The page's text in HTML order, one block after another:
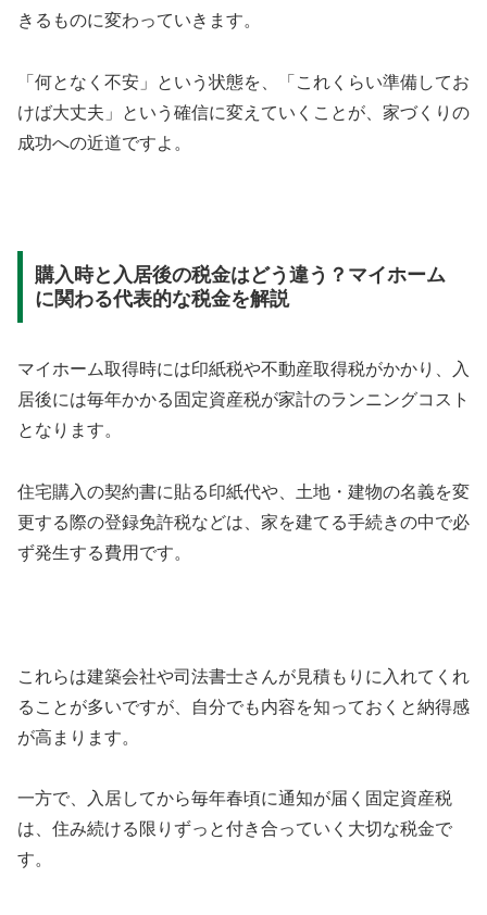
きるものに変わっていきます。
「何となく不安」という状態を、「これくらい準備してお
けば大丈夫」という確信に変えていくことが、家づくりの
成功への近道ですよ。
購入時と入居後の税金はどう違う？マイホーム
に関わる代表的な税金を解説
マイホーム取得時には印紙税や不動産取得税がかかり、入
居後には毎年かかる固定資産税が家計のランニングコスト
となります。
住宅購入の契約書に貼る印紙代や、土地・建物の名義を変
更する際の登録免許税などは、家を建てる手続きの中で必
ず発生する費用です。
これらは建築会社や司法書士さんが見積もりに入れてくれ
ることが多いですが、自分でも内容を知っておくと納得感
が高まります。
一方で、入居してから毎年春頃に通知が届く固定資産税
は、住み続ける限りずっと付き合っていく大切な税金で
す。